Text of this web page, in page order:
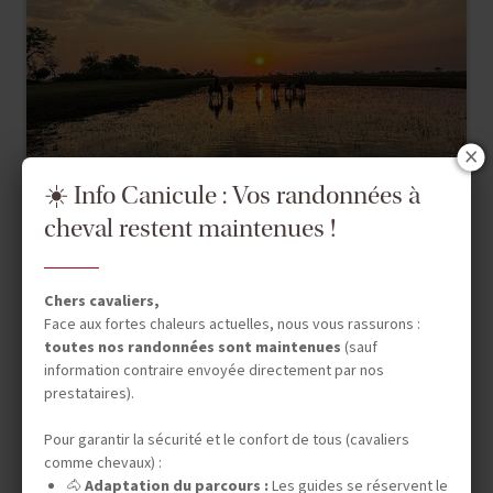
Safari à Cheval
BOTSWANA INTIME, LES
SECRETS DU DELTA
☀️ Info Canicule : Vos randonnées à
cheval restent maintenues !
Chers cavaliers,
Face aux fortes chaleurs actuelles, nous vous rassurons :
toutes nos randonnées sont maintenues (sauf
information contraire envoyée directement par nos
prestataires).
Pour garantir la sécurité et le confort de tous (cavaliers
comme chevaux) :
🐴 Adaptation du parcours :Les guides se réservent le